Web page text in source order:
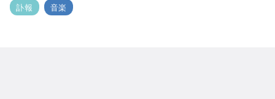
訃報
音楽